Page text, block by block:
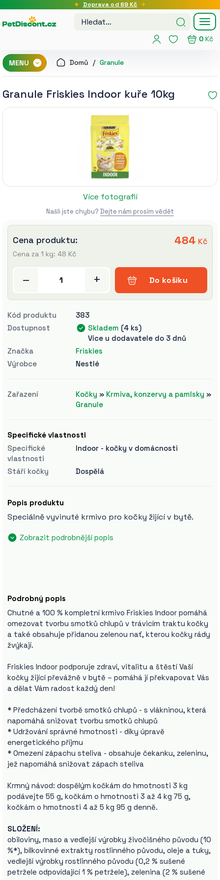
Doprava od 69 Kč
0 Kč
MENU Domů Granule
Granule Friskies Indoor kuře 10kg
Více fotografií
Našli jste chybu? Dejte nám prosím vědět
Cena produktu: 484 Kč
Cena za 1 kg: 48 Kč
+
– Do košíku
Kód produktu
383
Dostupnost
Skladem (4 ks)
Více u dodavatele do 3 dnů
Značka
Friskies
Výrobce
Nestlé
Zařazení Kočky » Krmiva, konzervy a pamlsky »
Granule
Specifické vlastnosti
Specifické
vlastnosti
Indoor - kočky v domácnosti
Stáří kočky Dospělá
Popis produktu
Speciálně vyvinuté krmivo pro kočky žijící v bytě.
Zobrazit podrobnější popis
Podrobný popis
Chutné a 100 % kompletní krmivo Friskies Indoor pomáhá
omezovat tvorbu smotků chlupů v trávicím traktu kočky
a také obsahuje přidanou zelenou nať, kterou kočky rády
žvýkají.
Friskies Indoor podporuje zdraví, vitalitu a štěstí Vaší
kočky žijící převážně v bytě – pomáhá jí překvapovat Vás
a dělat Vám radost každý den!
* Předcházení tvorbě smotků chlupů - s vlákninou, která
napomáhá snižovat tvorbu smotků chlupů
* Udržování správné hmotnosti - díky úpravě
energetického příjmu
* Omezení zápachu steliva - obsahuje čekanku, zeleninu,
jež napomáhá snižovat zápach steliva
Krmný návod: dospělým kočkám do hmotnosti 3 kg
podávejte 55 g, kočkám o hmotnosti 3 až 4 kg 75 g,
kočkám o hmotnosti 4 až 5 kg 95 g denně.
SLOŽENÍ:
obiloviny, maso a vedlejší výrobky živočišného původu (10
%*), bílkovinné extrakty rostlinného původu, oleje a tuky,
vedlejší výrobky rostlinného původu (0,2 % sušené
petržele odpovídající 1 % petržele), zelenina (2 % sušené